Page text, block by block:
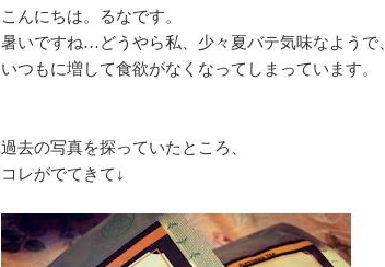
こんにちは。るなです。
暑いですね…どうやら私、少々夏バテ気味なようで、
いつもに増して食欲がなくなってしまっています。
過去の写真を探っていたところ、
コレがでてきて↓